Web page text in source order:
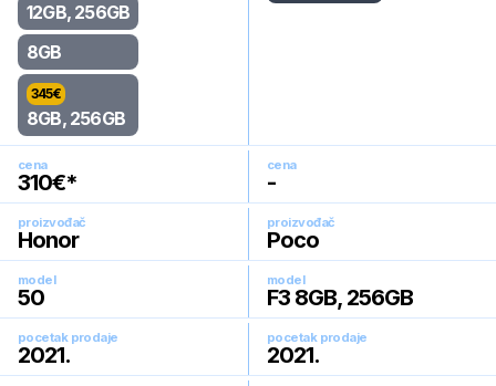
12GB, 256GB
8GB
345€
8GB, 256GB
cena
310€*
cena
-
proizvođač
Honor
proizvođač
Poco
model
50
model
F3 8GB, 256GB
pocetak prodaje
2021.
pocetak prodaje
2021.